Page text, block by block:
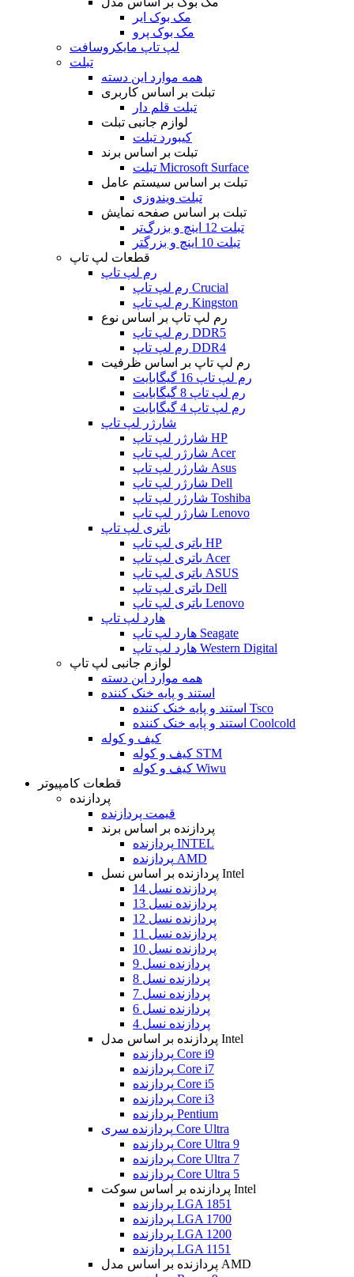
مک بوک ایر
مک بوک پرو
لپ تاپ مایکروسافت
تبلت
همه موارد این دسته
تبلت بر اساس کاربری
تبلت قلم دار
لوازم جانبی تبلت
کیبورد تبلت
تبلت بر اساس برند
تبلت Microsoft Surface
تبلت بر اساس سیستم عامل
تبلت ویندوزی
تبلت بر اساس صفحه نمایش
تبلت 12 اینچ و بزرگ‌تر
تبلت 10 اینچ و بزرگتر
قطعات لپ تاپ
رم لپ تاپ
رم لپ تاپ Crucial
رم لپ تاپ Kingston
رم لپ تاپ بر اساس نوع
رم لپ تاپ DDR5
رم لپ تاپ DDR4
رم لپ تاپ بر اساس ظرفیت
رم لپ تاپ 16 گیگابایت
رم لپ تاپ 8 گیگابایت
رم لپ تاپ 4 گیگابایت
شارژر لپ تاپ
شارژر لپ تاپ HP
شارژر لپ تاپ Acer
شارژر لپ تاپ Asus
شارژر لپ تاپ Dell
شارژر لپ تاپ Toshiba
شارژر لپ تاپ Lenovo
باتری لپ تاپ
باتری لپ تاپ HP
باتری لپ تاپ Acer
باتری لپ تاپ ASUS
باتری لپ تاپ Dell
باتری لپ تاپ Lenovo
هارد لپ تاپ
هارد لپ تاپ Seagate
هارد لپ تاپ Western Digital
لوازم جانبی لپ تاپ
همه موارد این دسته
استند و پایه خنک کننده
استند و پایه خنک کننده Tsco
استند و پایه خنک کننده Coolcold
کیف و کوله
کیف و کوله STM
کیف و کوله Wiwu
قطعات کامپیوتر
پردازنده
قیمت پردازنده
پردازنده بر اساس برند
پردازنده INTEL
پردازنده AMD
پردازنده بر اساس نسل Intel
پردازنده نسل 14
پردازنده نسل 13
پردازنده نسل 12
پردازنده نسل 11
پردازنده نسل 10
پردازنده نسل 9
پردازنده نسل 8
پردازنده نسل 7
پردازنده نسل 6
پردازنده نسل 4
پردازنده بر اساس مدل Intel
پردازنده Core i9
پردازنده Core i7
پردازنده Core i5
پردازنده Core i3
پردازنده Pentium
پردازنده سری Core Ultra
پردازنده Core Ultra 9
پردازنده Core Ultra 7
پردازنده Core Ultra 5
پردازنده بر اساس سوکت Intel
پردازنده LGA 1851
پردازنده LGA 1700
پردازنده LGA 1200
پردازنده LGA 1151
پردازنده بر اساس مدل AMD